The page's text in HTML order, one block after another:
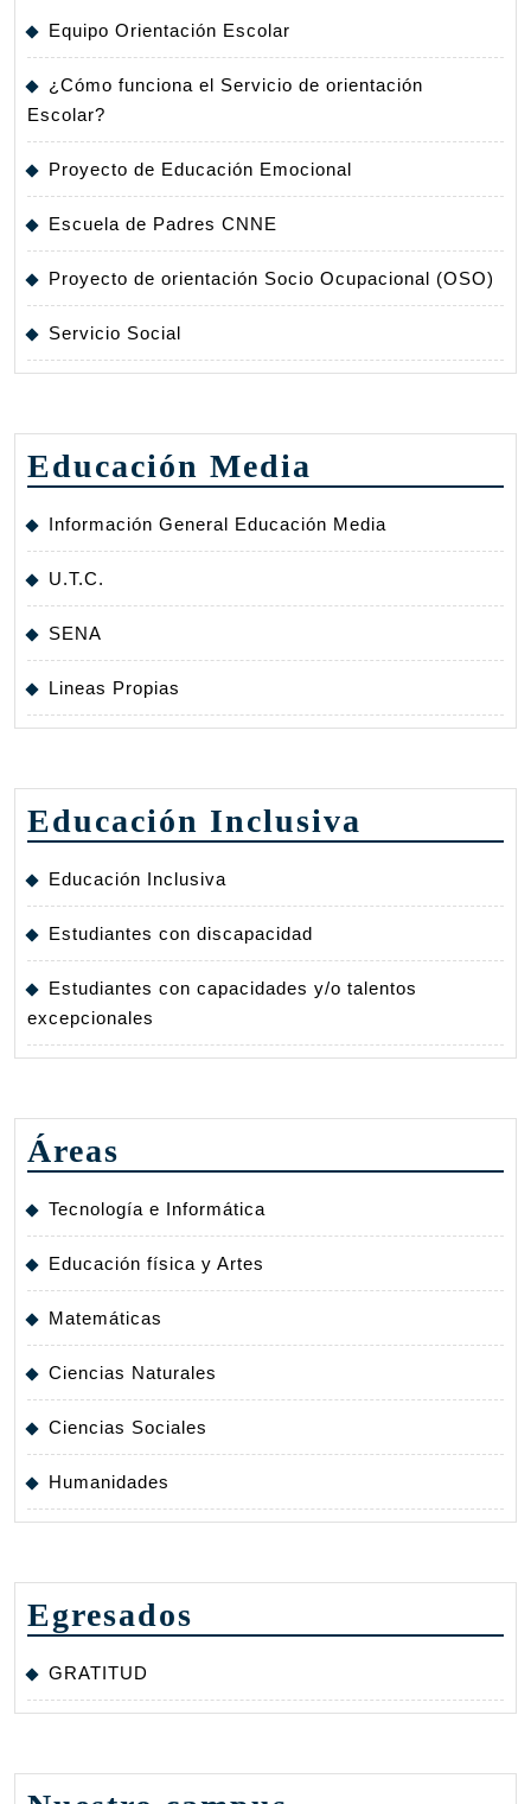
Equipo Orientación Escolar
¿Cómo funciona el Servicio de orientación
Escolar?
Proyecto de Educación Emocional
Escuela de Padres CNNE
Proyecto de orientación Socio Ocupacional (OSO)
Servicio Social
Educación Media
Información General Educación Media
U.T.C.
SENA
Lineas Propias
Educación Inclusiva
Educación Inclusiva
Estudiantes con discapacidad
Estudiantes con capacidades y/o talentos
excepcionales
Áreas
Tecnología e Informática
Educación física y Artes
Matemáticas
Ciencias Naturales
Ciencias Sociales
Humanidades
Egresados
GRATITUD